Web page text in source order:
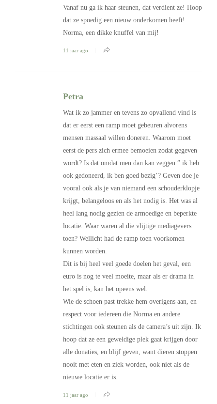
Vanaf nu ga ik haar steunen, dat verdient ze! Hoop
dat ze spoedig een nieuw onderkomen heeft!
Norma, een dikke knuffel van mij!
11 jaar ago
Petra
Wat ik zo jammer en tevens zo opvallend vind is
dat er eerst een ramp moet gebeuren alvorens
mensen massaal willen doneren. Waarom moet
eerst de pers zich ermee bemoeien zodat gegeven
wordt? Is dat omdat men dan kan zeggen ” ik heb
ook gedoneerd, ik ben goed bezig’? Geven doe je
vooral ook als je van niemand een schouderklopje
krijgt, belangeloos en als het nodig is. Het was al
heel lang nodig gezien de armoedige en beperkte
locatie. Waar waren al die vlijtige mediagevers
toen? Wellicht had de ramp toen voorkomen
kunnen worden.
Dit is bij heel veel goede doelen het geval, een
euro is nog te veel moeite, maar als er drama in
het spel is, kan het opeens wel.
Wie de schoen past trekke hem overigens aan, en
respect voor iedereen die Norma en andere
stichtingen ook steunen als de camera’s uit zijn. Ik
hoop dat ze een geweldige plek gaat krijgen door
alle donaties, en blijf geven, want dieren stoppen
nooit met eten en ziek worden, ook niet als de
nieuwe locatie er is.
11 jaar ago